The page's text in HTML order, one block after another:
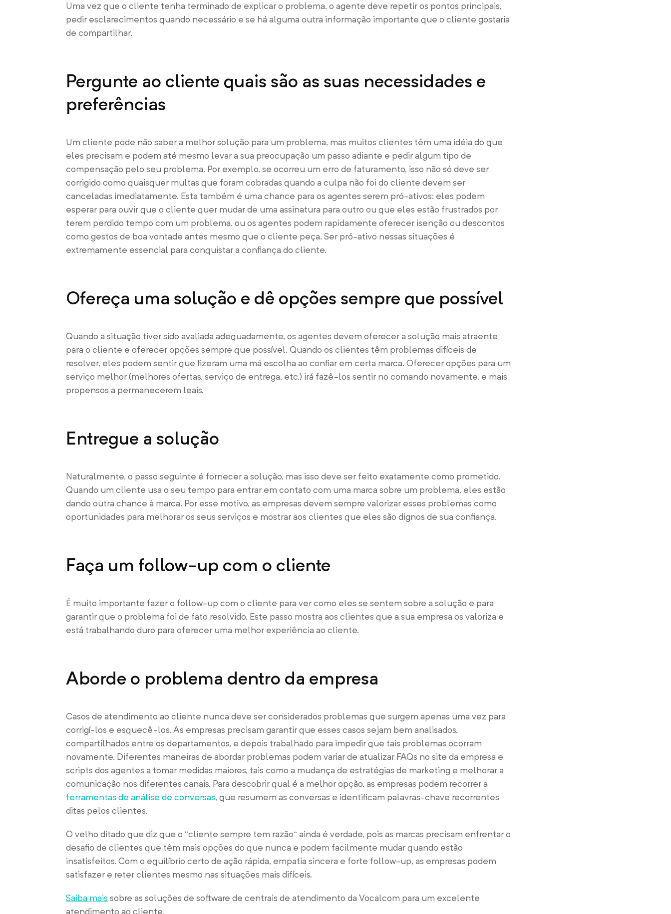
Uma vez que o cliente tenha terminado de explicar o problema, o agente deve repetir os pontos principais,
pedir esclarecimentos quando necessário e se há alguma outra informação importante que o cliente gostaria
de compartilhar.
Pergunte ao cliente quais são as suas necessidades e
preferências
Um cliente pode não saber a melhor solução para um problema, mas muitos clientes têm uma idéia do que
eles precisam e podem até mesmo levar a sua preocupação um passo adiante e pedir algum tipo de
compensação pelo seu problema. Por exemplo, se ocorreu um erro de faturamento, isso não só deve ser
corrigido como quaisquer multas que foram cobradas quando a culpa não foi do cliente devem ser
canceladas imediatamente. Esta também é uma chance para os agentes serem pró-ativos: eles podem
esperar para ouvir que o cliente quer mudar de uma assinatura para outro ou que eles estão frustrados por
terem perdido tempo com um problema, ou os agentes podem rapidamente oferecer isenção ou descontos
como gestos de boa vontade antes mesmo que o cliente peça. Ser pró-ativo nessas situações é
extremamente essencial para conquistar a confiança do cliente.
Ofereça uma solução e dê opções sempre que possível
Quando a situação tiver sido avaliada adequadamente, os agentes devem oferecer a solução mais atraente
para o cliente e oferecer opções sempre que possível. Quando os clientes têm problemas difíceis de
resolver, eles podem sentir que fizeram uma má escolha ao confiar em certa marca. Oferecer opções para um
serviço melhor (melhores ofertas, serviço de entrega, etc.) irá fazê-los sentir no comando novamente, e mais
propensos a permanecerem leais.
Entregue a solução
Naturalmente, o passo seguinte é fornecer a solução, mas isso deve ser feito exatamente como prometido.
Quando um cliente usa o seu tempo para entrar em contato com uma marca sobre um problema, eles estão
dando outra chance à marca. Por esse motivo, as empresas devem sempre valorizar esses problemas como
oportunidades para melhorar os seus serviços e mostrar aos clientes que eles são dignos de sua confiança.
Faça um follow-up com o cliente
É muito importante fazer o follow-up com o cliente para ver como eles se sentem sobre a solução e para
garantir que o problema foi de fato resolvido. Este passo mostra aos clientes que a sua empresa os valoriza e
está trabalhando duro para oferecer uma melhor experiência ao cliente.
Aborde o problema dentro da empresa
Casos de atendimento ao cliente nunca deve ser considerados problemas que surgem apenas uma vez para
corrigí-los e esquecê-los. As empresas precisam garantir que esses casos sejam bem analisados,
compartilhados entre os departamentos, e depois trabalhado para impedir que tais problemas ocorram
novamente. Diferentes maneiras de abordar problemas podem variar de atualizar FAQs no site da empresa e
scripts dos agentes a tomar medidas maiores, tais como a mudança de estratégias de marketing e melhorar a
comunicação nos diferentes canais. Para descobrir qual é a melhor opção, as empresas podem recorrer a
ferramentas de análise de conversas, que resumem as conversas e identificam palavras-chave recorrentes
ditas pelos clientes.
O velho ditado que diz que o “cliente sempre tem razão” ainda é verdade, pois as marcas precisam enfrentar o
desafio de clientes que têm mais opções do que nunca e podem facilmente mudar quando estão
insatisfeitos. Com o equilíbrio certo de ação rápida, empatia sincera e forte follow-up, as empresas podem
satisfazer e reter clientes mesmo nas situações mais difíceis.
Saiba mais sobre as soluções de software de centrais de atendimento da Vocalcom para um excelente
atendimento ao cliente.